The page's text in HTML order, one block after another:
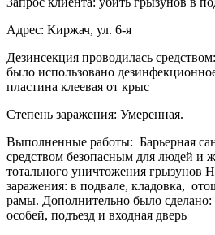
Адрес: Киржач, ул. 6-я
Дезинсекция проводилась
было использовано
пластина клеевая от крыс
Степень заражения: Умеренная.
Выполненные работы: Барьерная
средством безопасным для людей и
тотального уничтожения грызунов
заражения: в подвале, кладовка,
рамы. Дополнительно было
особей, подъезд и входная дверь